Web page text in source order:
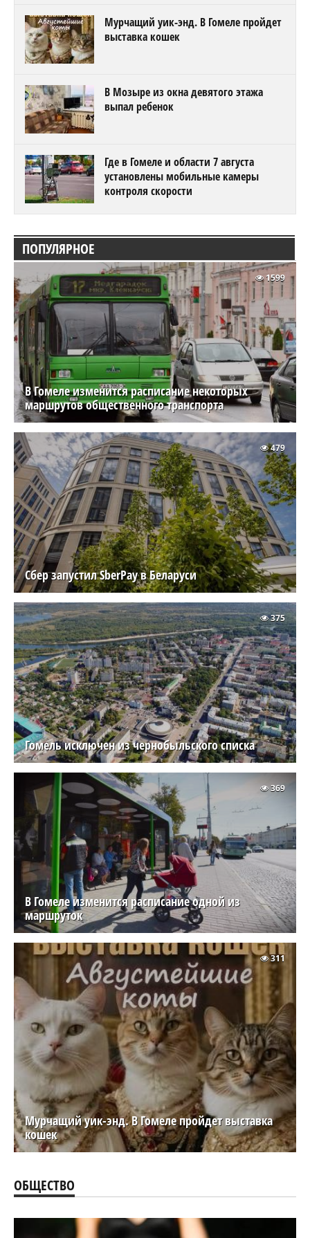
Мурчащий уик-энд. В Гомеле пройдет
выставка кошек
В Мозыре из окна девятого этажа
выпал ребенок
Где в Гомеле и области 7 августа
установлены мобильные камеры
контроля скорости
ПОПУЛЯРНОЕ
В Гомеле изменится расписание некоторых
маршрутов общественного транспорта
1599
Сбер запустил SberPay в Беларуси
479
Гомель исключен из чернобыльского списка
375
В Гомеле изменится расписание одной из
маршруток
369
Мурчащий уик-энд. В Гомеле пройдет выставка
кошек
311
ОБЩЕСТВО